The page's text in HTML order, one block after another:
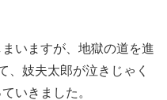
いますが、地獄の道を進
、妓夫太郎が泣きじゃく
いきました。